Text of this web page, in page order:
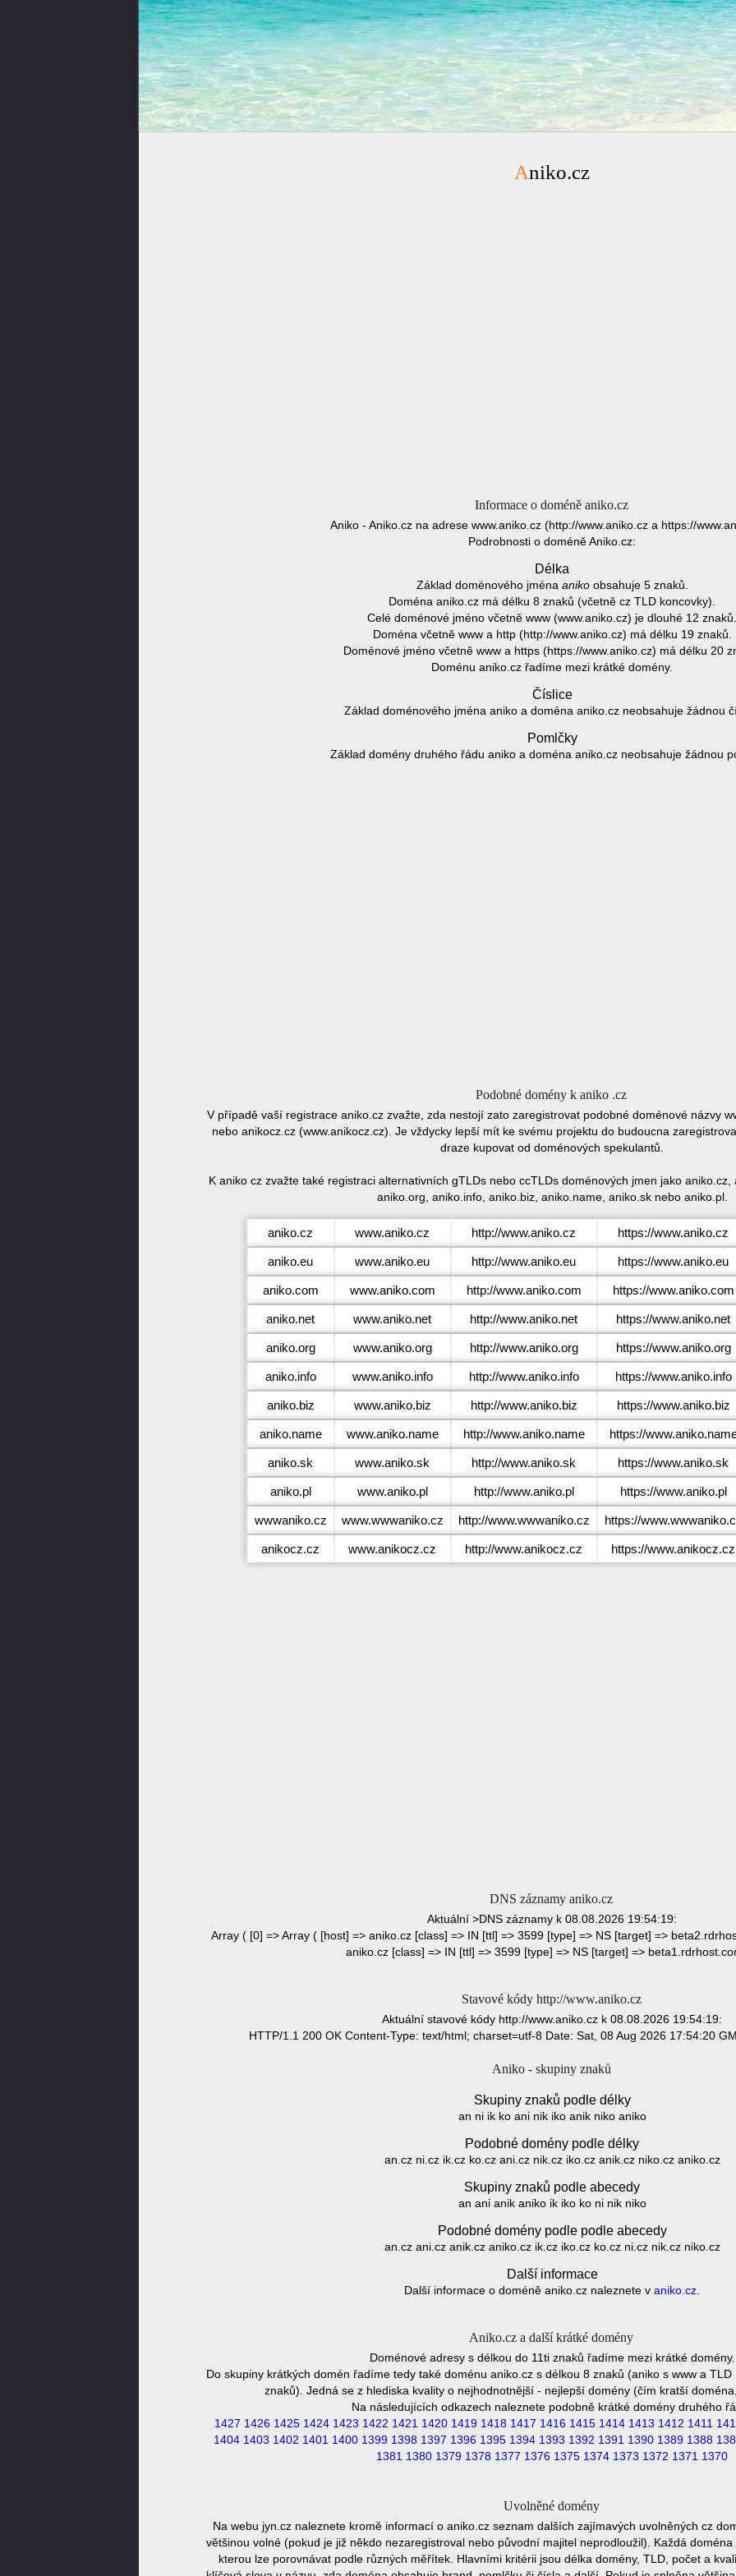
Aniko.cz
Informace o doméně aniko.cz
Aniko - Aniko.cz na adrese www.aniko.cz (http://www.aniko.cz a https://
Podrobnosti o doméně Aniko.cz:
Délka
Základ doménového jména anikoobsahuje 5 znaků.
Doména aniko.cz má délku 8 znaků (včetně cz TLD koncovky).
Celé doménové jméno včetně www (www.aniko.cz) je dlouhé 12 znaků.
Doména včetně www a http (http://www.aniko.cz) má délku 19 znaků.
Doménové jméno včetně www a https (https://www.aniko.cz) má délku 20
Doménu aniko.cz řadíme mezi krátké domény.
Číslice
Základ doménového jména aniko a doména aniko.cz neobsahuje žádnou
Pomlčky
Základ domény druhého řádu aniko a doména aniko.cz neobsahuje žádnou
Podobné domény k aniko .cz
V případě vaší registrace aniko.cz zvažte, zda nestojí zato zaregistrovat podobné doménové názvy
nebo anikocz.cz (www.anikocz.cz). Je vždycky lepší mít ke svému projektu do budoucna
draze kupovat od doménových spekulantů.
K aniko cz zvažte také registraci alternativních gTLDs nebo ccTLDs doménových jmen jako aniko.cz,
aniko.org, aniko.info, aniko.biz, aniko.name, aniko.sk nebo aniko.pl.
aniko.cz www.aniko.cz http://www.aniko.cz https://www.aniko.cz
aniko.eu www.aniko.eu http://www.aniko.eu https://www.aniko.eu
aniko.com www.aniko.com http://www.aniko.com https://www.aniko.com
aniko.net www.aniko.net http://www.aniko.net https://www.aniko.net
aniko.org www.aniko.org http://www.aniko.org https://www.aniko.org
aniko.info www.aniko.info http://www.aniko.info https://www.aniko.info
aniko.biz www.aniko.biz http://www.aniko.biz https://www.aniko.biz
aniko.name www.aniko.name http://www.aniko.name https://
aniko.sk www.aniko.sk http://www.aniko.sk https://www.aniko.sk
aniko.pl www.aniko.pl http://www.aniko.pl https://www.aniko.pl
wwwaniko.cz www.wwwaniko.cz http://www.wwwaniko.cz https://
anikocz.cz www.anikocz.cz http://www.anikocz.cz https://www.anikocz.cz
DNS záznamy aniko.cz
Aktuální >DNS záznamy k 08.08.2026 19:54:19:
Array ( [0] => Array ( [host] => aniko.cz [class] => IN [ttl] => 3599 [type] => NS [target] =>
aniko.cz [class] => IN [ttl] => 3599 [type] => NS [target] =>
Stavové kódy http://www.aniko.cz
Aktuální stavové kódy http://www.aniko.cz k 08.08.2026 19:54:19:
HTTP/1.1 200 OK Content-Type: text/html; charset=utf-8 Date: Sat, 08 Aug 2026 17:54:20
Aniko - skupiny znaků
Skupiny znaků podle délky
an ni ik ko ani nik iko anik niko aniko
Podobné domény podle délky
an.cz ni.cz ik.cz ko.cz ani.cz nik.cz iko.cz anik.cz niko.cz aniko.cz
Skupiny znaků podle abecedy
an ani anik aniko ik iko ko ni nik niko
Podobné domény podle podle abecedy
an.cz ani.cz anik.cz aniko.cz ik.cz iko.cz ko.cz ni.cz nik.cz niko.cz
Další informace
Další informace o doméně aniko.cz naleznete v aniko.cz
Aniko.cz a další krátké domény
Doménové adresy s délkou do 11ti znaků řadíme mezi krátké domény.
Do skupiny krátkých domén řadíme tedy také doménu aniko.cz s délkou 8 znaků (aniko s www a
znaků). Jedná se z hlediska kvality o nejhodnotnější - nejlepší domény (čím kratší
Na následujících odkazech naleznete podobně krátké domény druhého
1427 1426 1425 1424 1423 1422 1421 1420 1419 1418 1417 1416 1415 1414 1413 1412 1411
1404 1403 1402 1401 1400 1399 1398 1397 1396 1395 1394 1393 1392 1391 1390 1389 1388
1381 1380 1379 1378 1377 1376 1375 1374 1373 1372 1371 1370
Uvolněné domény
Na webu jyn.cz naleznete kromě informací o aniko.cz seznam dalších zajímavých uvolněných cz
většinou volné (pokud je již někdo nezaregistroval nebo původní majitel neprodloužil). Každá doména
kterou lze porovnávat podle různých měřítek. Hlavními kritérii jsou délka domény, TLD, počet a